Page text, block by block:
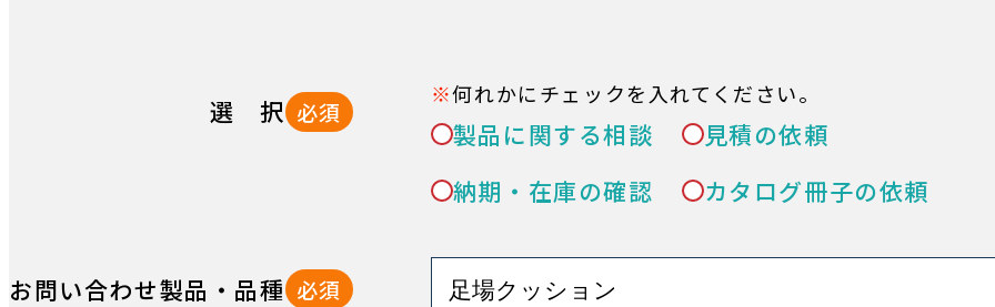
選 択 必須
何れかにチェックを入れてください。
製品に関する相談
見積の依頼
納期・在庫の確認
カタログ冊子の依頼
お問い合わせ製品・品種 必須